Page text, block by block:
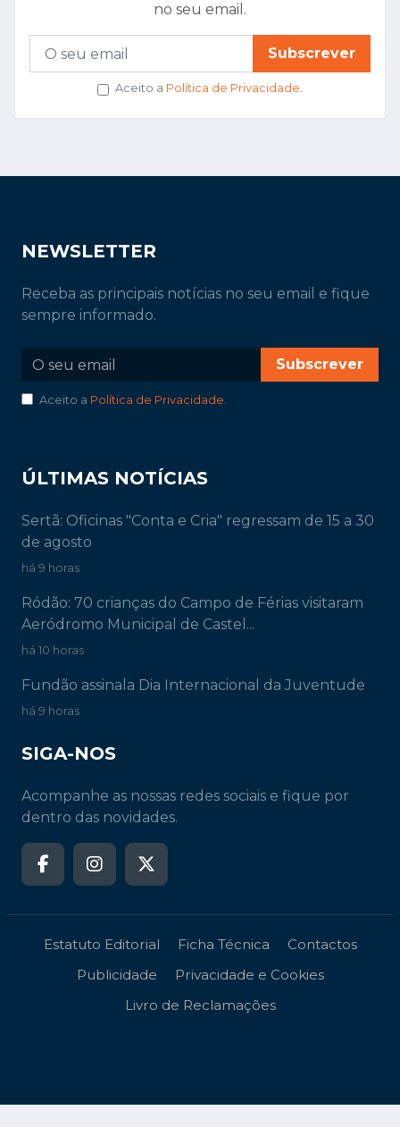
no seu email.
Subscrever
Aceito a Política de Privacidade.
NEWSLETTER
Receba as principais notícias no seu email e fique
sempre informado.
Subscrever
Aceito a Política de Privacidade.
ÚLTIMAS NOTÍCIAS
Sertã: Oficinas "Conta e Cria" regressam de 15 a 30
de agosto
há 9 horas
Ródão: 70 crianças do Campo de Férias visitaram
Aeródromo Municipal de Castel...
há 10 horas
Fundão assinala Dia Internacional da Juventude
há 9 horas
SIGA-NOS
Acompanhe as nossas redes sociais e fique por
dentro das novidades.
Estatuto Editorial Ficha Técnica
Contactos
Publicidade
Privacidade e Cookies
Livro de Reclamações